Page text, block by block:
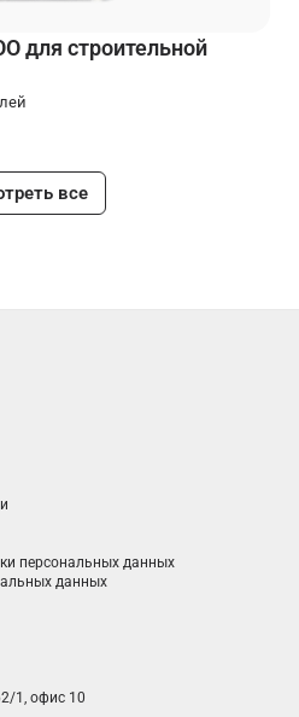
для строительной
все
персональных данных
данных
1, офис 10